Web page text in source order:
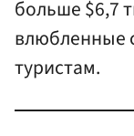
больше $6,7
влюбленные
туристам.